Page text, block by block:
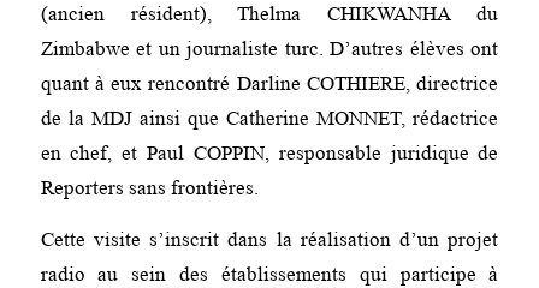
(ancien résident), Thelma CHIKWANHA du
Zimbabwe et un journaliste turc. D’autres élèves ont
quant à eux rencontré Darline COTHIERE, directrice
de la MDJ ainsi que Catherine MONNET, rédactrice
en chef, et Paul COPPIN, responsable juridique de
Reporters sans frontières.
Cette visite s’inscrit dans la réalisation d’un projet
radio au sein des établissements qui participe à